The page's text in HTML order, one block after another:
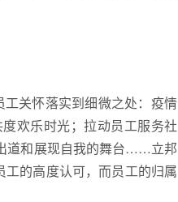
关怀落实到细微之处：疫情
欢乐时光；拉动员工服务社
道和展现自我的舞台……立邦
的高度认可，而员工的归属